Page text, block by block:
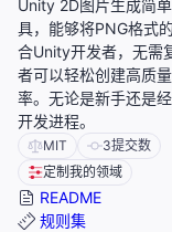
Unity 2D图片生成简
具，能够将PNG格式
合Unity开发者，无需
者可以轻松创建高质
率。无论是新手还是
开发进程。
MIT 3提交数
定制我的领域
README
规则集